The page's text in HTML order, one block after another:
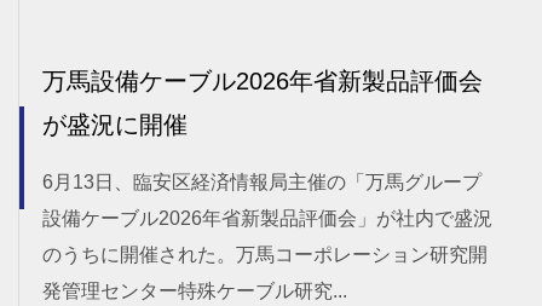
万馬設備ケーブル2026年省新製品評価会
が盛況に開催
6月13日、臨安区経済情報局主催の「万馬グループ
設備ケーブル2026年省新製品評価会」が社内で盛況
のうちに開催された。万馬コーポレーション研究開
発管理センター特殊ケーブル研究...